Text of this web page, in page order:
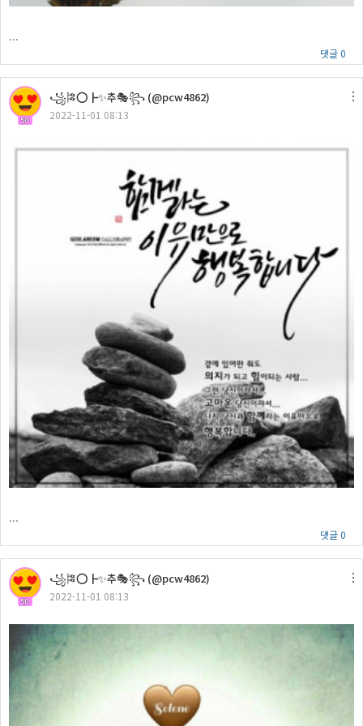
...
댓글 0
50
꧁🎏⭕┣✨추🎭꧂ (@pcw4862)
2022-11-01 08:13
...
댓글 0
50
꧁🎏⭕┣✨추🎭꧂ (@pcw4862)
2022-11-01 08:13